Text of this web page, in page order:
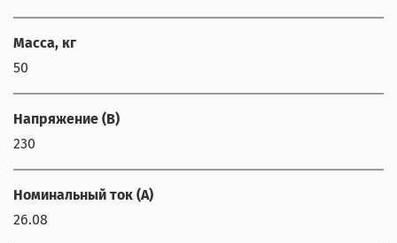
Масса, кг
50
Напряжение (В)
230
Номинальный ток (А)
26.08